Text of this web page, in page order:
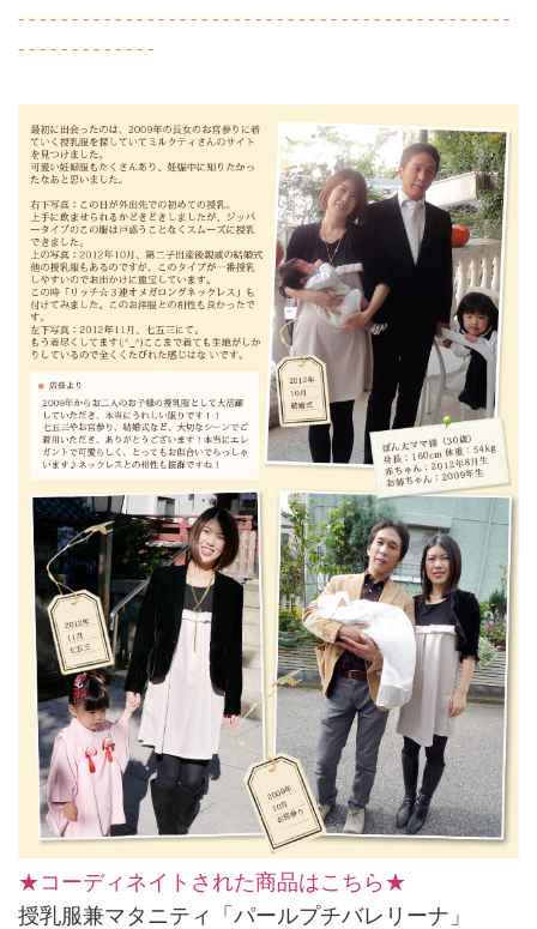
- - - - - - - - - - - - - - - - - - - - - - - - - - - - - - - - - - - - - - - - - - - - - -
- - - - - - - - - - - - -
★コーディネイトされた商品はこちら★
授乳服兼マタニティ「パールプチバレリーナ」